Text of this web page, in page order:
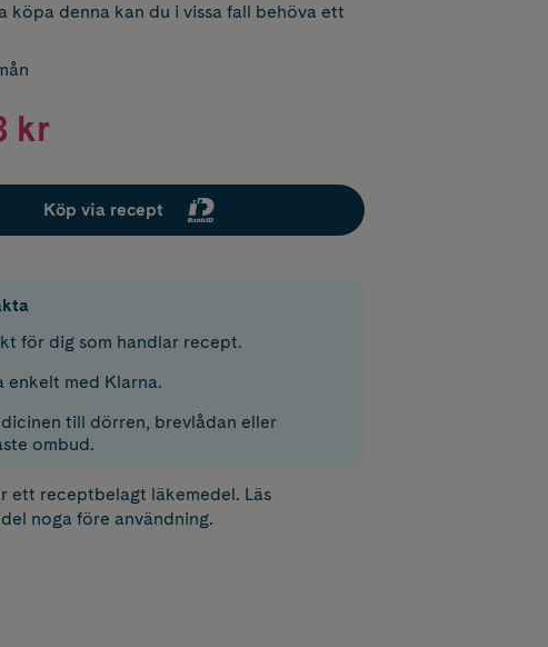
köpa denna kan du i vissa fall behöva ett
kr
Köp via recept
för dig som handlar recept.
enkelt med Klarna.
till dörren, brevlådan eller
ombud.
ett receptbelagt läkemedel. Läs
noga före användning.